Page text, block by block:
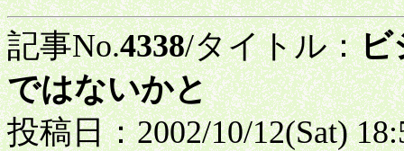
記事No.4338/タイトル：ビ
ではないかと
投稿日：2002/10/12(Sat)